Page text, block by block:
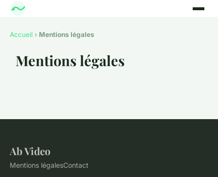
Accueil › Mentions légales
Mentions légales
Ab Video
Mentions légalesContact